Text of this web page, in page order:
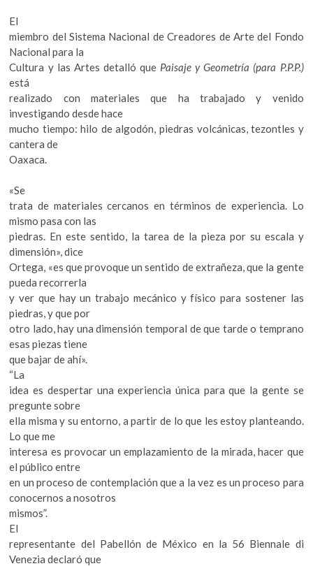
El
miembro del Sistema Nacional de Creadores de Arte del Fondo
Nacional para la
Cultura y las Artes detalló que Paisaje y Geometría (para P.P.P.)
está
realizado con materiales que ha trabajado y venido
investigando desde hace
mucho tiempo: hilo de algodón, piedras volcánicas, tezontles y
cantera de
Oaxaca.
«Se
trata de materiales cercanos en términos de experiencia. Lo
mismo pasa con las
piedras. En este sentido, la tarea de la pieza por su escala y
dimensión», dice
Ortega, «es que provoque un sentido de extrañeza, que la gente
pueda recorrerla
y ver que hay un trabajo mecánico y físico para sostener las
piedras, y que por
otro lado, hay una dimensión temporal de que tarde o temprano
esas piezas tiene
que bajar de ahí».
“La
idea es despertar una experiencia única para que la gente se
pregunte sobre
ella misma y su entorno, a partir de lo que les estoy planteando.
Lo que me
interesa es provocar un emplazamiento de la mirada, hacer que
el público entre
en un proceso de contemplación que a la vez es un proceso para
conocernos a nosotros
mismos”.
El
representante del Pabellón de México en la 56 Biennale di
Venezia declaró que